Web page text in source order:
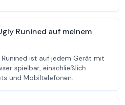
Runined auf meinem
Runined ist auf jedem Gerät mit
spielbar, einschließlich
und Mobiltelefonen.